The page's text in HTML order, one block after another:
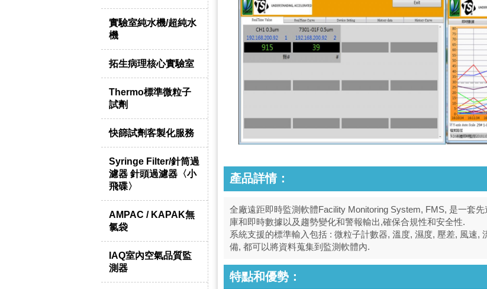
實驗室純水機/超純水
機
拓生病理核心實驗室
Thermo標準微粒子
試劑
快篩試劑客製化服務
Syringe Filter/針筒過
濾器 針頭過濾器〈小
飛碟〉
AMPAC / KAPAK無
氯袋
IAQ室內空氣品質監
測器
產品詳情：
全廠遠距即時監測軟體Facility Monitoring System, FMS, 是一套
庫和即時數據以及趨勢變化和警報輸出,確保合規性和安全性.
系統支援的標準輸入包括 : 微粒子計數器, 溫度, 濕度, 壓差, 風速,
備, 都可以將資料蒐集到監測軟體內.
特點和優勢：